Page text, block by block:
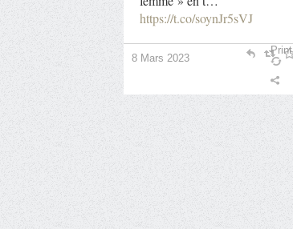
https://t.co/soynJr5sVJ
8 Mars 2023
Print